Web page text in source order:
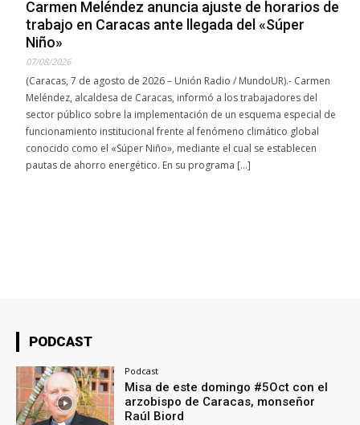
Carmen Meléndez anuncia ajuste de horarios de
trabajo en Caracas ante llegada del «Súper
Niño»
07/08/2026
(Caracas, 7 de agosto de 2026 – Unión Radio / MundoUR).- Carmen
Meléndez, alcaldesa de Caracas, informó a los trabajadores del
sector público sobre la implementación de un esquema especial de
funcionamiento institucional frente al fenómeno climático global
conocido como el «Súper Niño», mediante el cual se establecen
pautas de ahorro energético. En su programa […]
PODCAST
Podcast
Misa de este domingo #5Oct con el
arzobispo de Caracas, monseñor
Raúl Biord